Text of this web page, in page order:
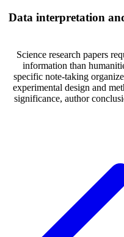
Data interpretation
Science research papers
information than
specific note-taking
experimental design and
significance, author